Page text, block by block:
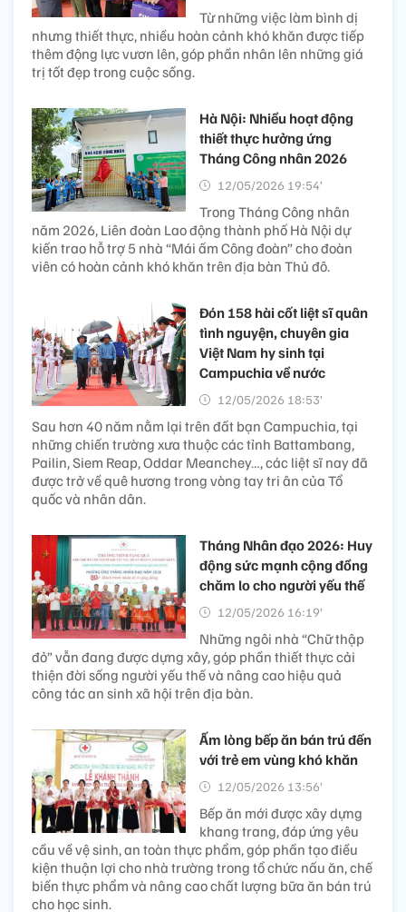
Từ những việc làm bình dị
nhưng thiết thực, nhiều hoàn cảnh khó khăn được tiếp
thêm động lực vươn lên, góp phần nhân lên những giá
trị tốt đẹp trong cuộc sống.
Hà Nội: Nhiều hoạt động
thiết thực hưởng ứng
Tháng Công nhân 2026
12/05/2026 19:54’
Trong Tháng Công nhân
năm 2026, Liên đoàn Lao động thành phố Hà Nội dự
kiến trao hỗ trợ 5 nhà “Mái ấm Công đoàn” cho đoàn
viên có hoàn cảnh khó khăn trên địa bàn Thủ đô.
Đón 158 hài cốt liệt sĩ quân
tình nguyện, chuyên gia
Việt Nam hy sinh tại
Campuchia về nước
12/05/2026 18:53’
Sau hơn 40 năm nằm lại trên đất bạn Campuchia, tại
những chiến trường xưa thuộc các tỉnh Battambang,
Pailin, Siem Reap, Oddar Meanchey…, các liệt sĩ nay đã
được trở về quê hương trong vòng tay tri ân của Tổ
quốc và nhân dân.
Tháng Nhân đạo 2026: Huy
động sức mạnh cộng đồng
chăm lo cho người yếu thế
12/05/2026 16:19’
Những ngôi nhà “Chữ thập
đỏ” vẫn đang được dựng xây, góp phần thiết thực cải
thiện đời sống người yếu thế và nâng cao hiệu quả
công tác an sinh xã hội trên địa bàn.
Ấm lòng bếp ăn bán trú đến
với trẻ em vùng khó khăn​
12/05/2026 13:56’
Bếp ăn mới được xây dựng
khang trang, đáp ứng yêu
cầu về vệ sinh, an toàn thực phẩm, góp phần tạo điều
kiện thuận lợi cho nhà trường trong tổ chức nấu ăn, chế
biến thực phẩm và nâng cao chất lượng bữa ăn bán trú
cho học sinh.